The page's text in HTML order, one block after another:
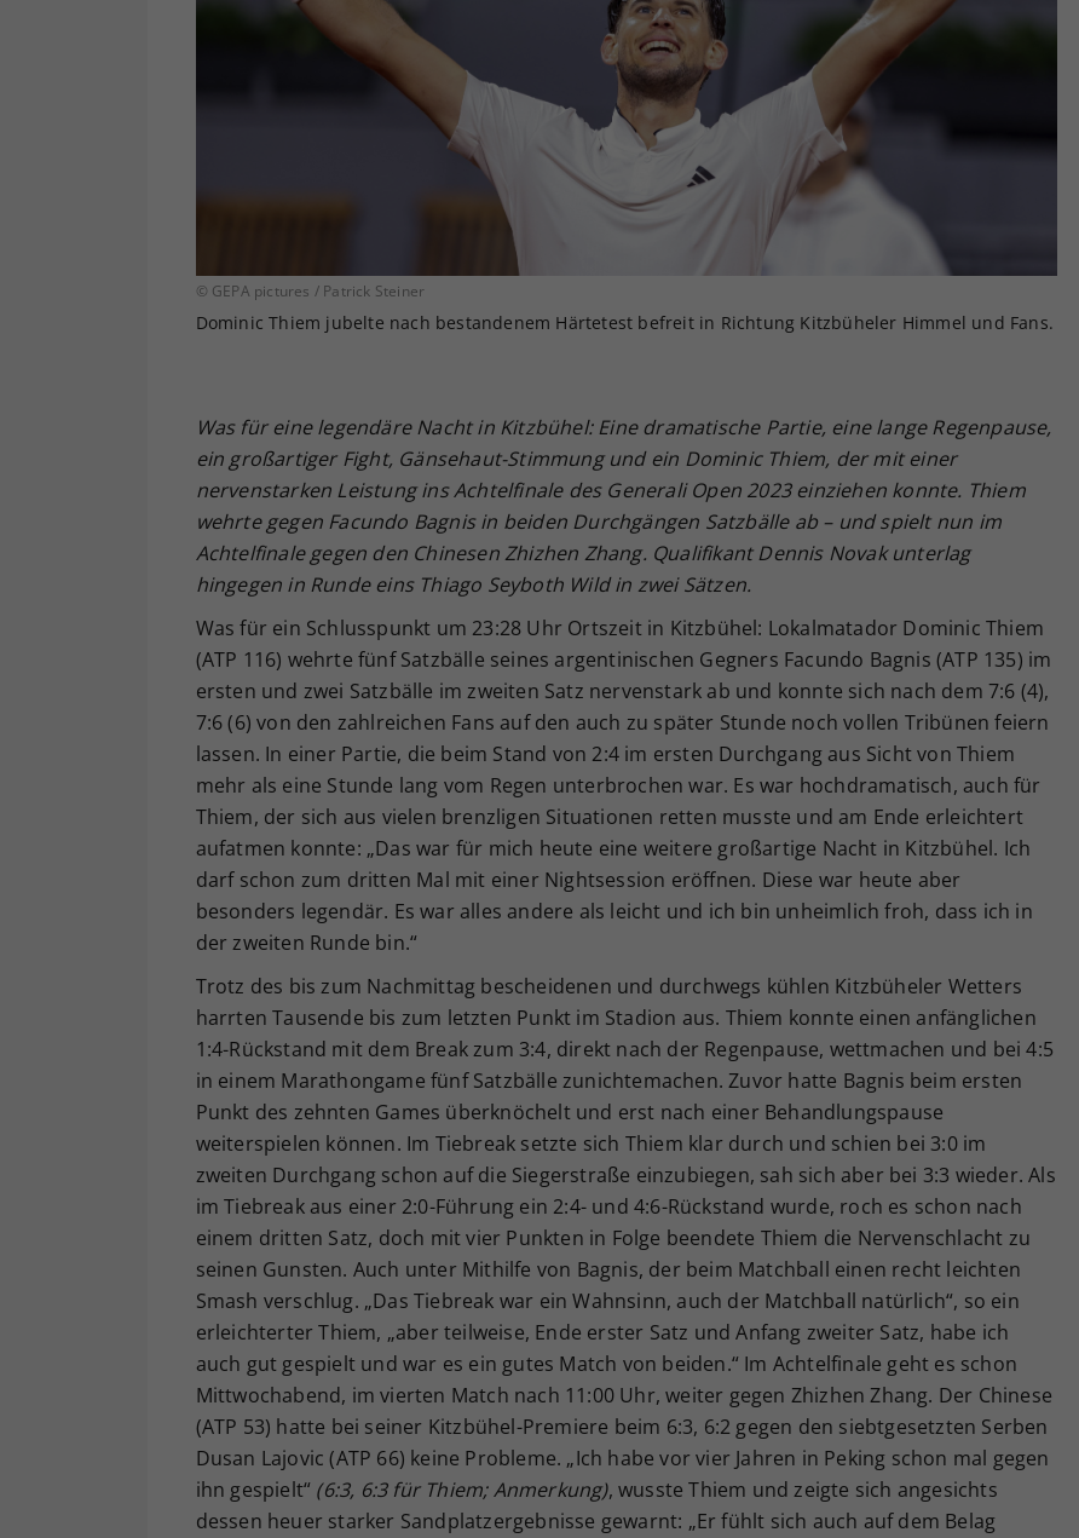
© GEPA pictures / Patrick Steiner
Dominic Thiem jubelte nach bestandenem Härtetest befreit in Richtung Kitzbüheler Himmel und Fans.
Was für eine legendäre Nacht in Kitzbühel: Eine dramatische Partie, eine lange Regenpause,
ein großartiger Fight, Gänsehaut-Stimmung und ein Dominic Thiem, der mit einer
nervenstarken Leistung ins Achtelfinale des Generali Open 2023 einziehen konnte. Thiem
wehrte gegen Facundo Bagnis in beiden Durchgängen Satzbälle ab – und spielt nun im
Achtelfinale gegen den Chinesen Zhizhen Zhang. Qualifikant Dennis Novak unterlag
hingegen in Runde eins Thiago Seyboth Wild in zwei Sätzen.
Was für ein Schlusspunkt um 23:28 Uhr Ortszeit in Kitzbühel: Lokalmatador Dominic Thiem
(ATP 116) wehrte fünf Satzbälle seines argentinischen Gegners Facundo Bagnis (ATP 135) im
ersten und zwei Satzbälle im zweiten Satz nervenstark ab und konnte sich nach dem 7:6 (4),
7:6 (6) von den zahlreichen Fans auf den auch zu später Stunde noch vollen Tribünen feiern
lassen. In einer Partie, die beim Stand von 2:4 im ersten Durchgang aus Sicht von Thiem
mehr als eine Stunde lang vom Regen unterbrochen war. Es war hochdramatisch, auch für
Thiem, der sich aus vielen brenzligen Situationen retten musste und am Ende erleichtert
aufatmen konnte: „Das war für mich heute eine weitere großartige Nacht in Kitzbühel. Ich
darf schon zum dritten Mal mit einer Nightsession eröffnen. Diese war heute aber
besonders legendär. Es war alles andere als leicht und ich bin unheimlich froh, dass ich in
der zweiten Runde bin.“
Trotz des bis zum Nachmittag bescheidenen und durchwegs kühlen Kitzbüheler Wetters
harrten Tausende bis zum letzten Punkt im Stadion aus. Thiem konnte einen anfänglichen
1:4-Rückstand mit dem Break zum 3:4, direkt nach der Regenpause, wettmachen und bei 4:5
in einem Marathongame fünf Satzbälle zunichtemachen. Zuvor hatte Bagnis beim ersten
Punkt des zehnten Games überknöchelt und erst nach einer Behandlungspause
weiterspielen können. Im Tiebreak setzte sich Thiem klar durch und schien bei 3:0 im
zweiten Durchgang schon auf die Siegerstraße einzubiegen, sah sich aber bei 3:3 wieder. Als
im Tiebreak aus einer 2:0-Führung ein 2:4- und 4:6-Rückstand wurde, roch es schon nach
einem dritten Satz, doch mit vier Punkten in Folge beendete Thiem die Nervenschlacht zu
seinen Gunsten. Auch unter Mithilfe von Bagnis, der beim Matchball einen recht leichten
Smash verschlug. „Das Tiebreak war ein Wahnsinn, auch der Matchball natürlich“, so ein
erleichterter Thiem, „aber teilweise, Ende erster Satz und Anfang zweiter Satz, habe ich
auch gut gespielt und war es ein gutes Match von beiden.“ Im Achtelfinale geht es schon
Mittwochabend, im vierten Match nach 11:00 Uhr, weiter gegen Zhizhen Zhang. Der Chinese
(ATP 53) hatte bei seiner Kitzbühel-Premiere beim 6:3, 6:2 gegen den siebtgesetzten Serben
Dusan Lajovic (ATP 66) keine Probleme. „Ich habe vor vier Jahren in Peking schon mal gegen
ihn gespielt“ (6:3, 6:3 für Thiem; Anmerkung), wusste Thiem und zeigte sich angesichts
dessen heuer starker Sandplatzergebnisse gewarnt: „Er fühlt sich auch auf dem Belag
Ihrer vorgenommen Einstellungen, falls der
Webseiten-Betreiber dies eingestellt hat.